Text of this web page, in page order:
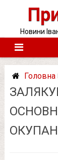
Новини
Головна